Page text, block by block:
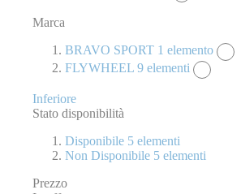
Marca
BRAVO SPORT 1 elemento
FLYWHEEL 9 elementi
Inferiore
Stato disponibilità
Disponibile 5 elementi
Non Disponibile 5 elementi
Prezzo